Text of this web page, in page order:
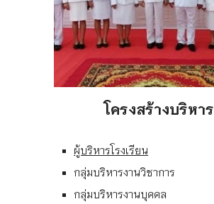
โครงสร้างบริหาร
ผู้บริหารโรงเรียน
กลุ่มบริหารงานวิชาการ
กลุ่มบริหารงานบุคคล